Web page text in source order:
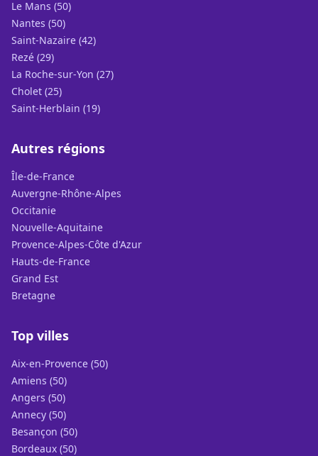
Le Mans (50)
Nantes (50)
Saint-Nazaire (42)
Rezé (29)
La Roche-sur-Yon (27)
Cholet (25)
Saint-Herblain (19)
Autres régions
Île-de-France
Auvergne-Rhône-Alpes
Occitanie
Nouvelle-Aquitaine
Provence-Alpes-Côte d'Azur
Hauts-de-France
Grand Est
Bretagne
Top villes
Aix-en-Provence (50)
Amiens (50)
Angers (50)
Annecy (50)
Besançon (50)
Bordeaux (50)